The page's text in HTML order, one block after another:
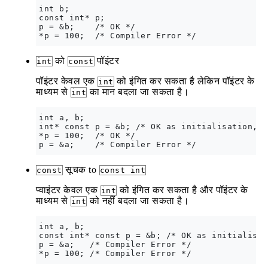
int b;
const int* p;
p = &b;    /* OK */
int को const पॉइंटर
पॉइंटर केवल एक int को इंगित कर सकता है लेकिन पॉइंटर के
माध्यम से int का मान बदला जा सकता है।
int a, b;
int* const p = &b; /* OK as initialisation,
*p = 100;  /* OK */
const सूचक to const int
प्वाइंटर केवल एक int को इंगित कर सकता है और पॉइंटर के
माध्यम से int को नहीं बदला जा सकता है।
int a, b;
const int* const p = &b; /* OK as
p = &a;   /* Compiler Error */